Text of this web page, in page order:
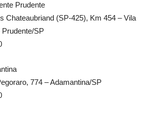
Prudente
Chateaubriand (SP-425), Km 454 – Vila
SP
774 – Adamantina/SP